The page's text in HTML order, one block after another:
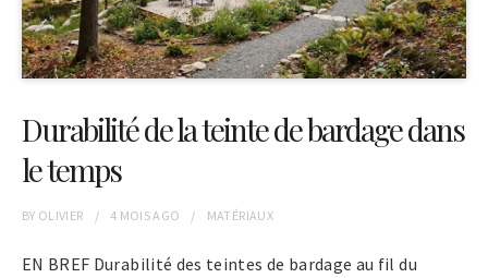
Durabilité de la teinte de bardage dans
le temps
BY OLIVIER 4 MOISAGO MATÉRIAUX
EN BREF Durabilité des teintes de bardage au fil du